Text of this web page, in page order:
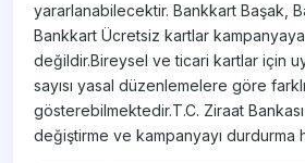
yararlanabilecektir. Bankkart Başak,
Bankkart Ücretsiz kartlar
değildir.Bireysel ve ticari kartlar için
sayısı yasal düzenlemelere göre
gösterebilmektedir.T.C. Ziraat Bankası
değiştirme ve kampanyayı durdurma